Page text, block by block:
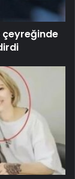
çeyreğinde